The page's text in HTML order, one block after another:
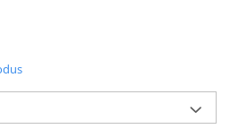
pentru
115:
tinut si indoit, oferind